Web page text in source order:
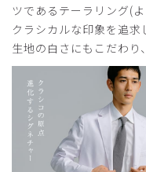
ツであるテーラリング(
クラシカルな印象を追求
生地の白さにもこだわり